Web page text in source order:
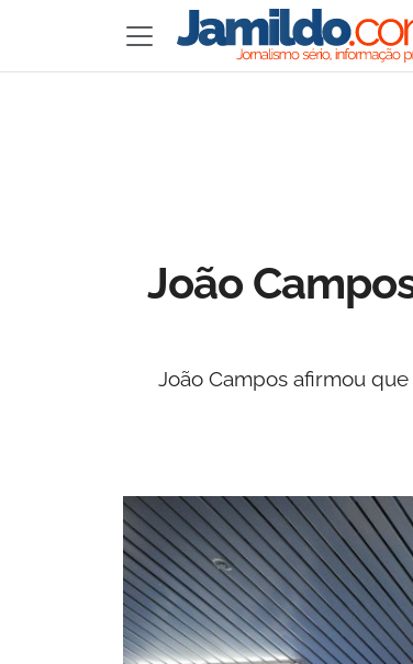
João
João Campos afirmou